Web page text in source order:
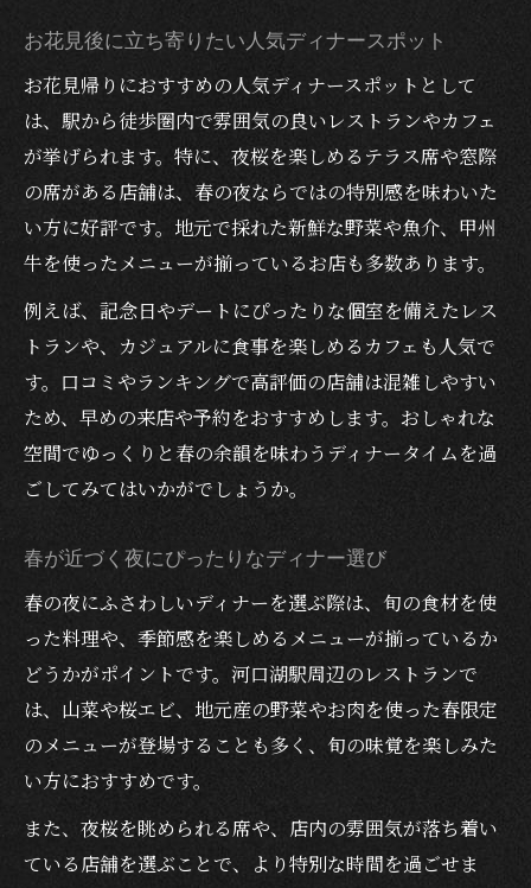
大人が憩う駅周辺ディナーのおすすめ点
桜の景色を眺めながらのディナー体験
おしゃれで静かなディナーの過ごし方
お花見デートや記念日に最適な大人のディナー
タイム
春が近づく夜の特別なディナー演出方法
お花見デートにふさわしいディナーの選び
記念日におすすめの駅周辺ディナープラン
大人が満足するおしゃれなディナー空間
思い出に残る春ディナーの楽しみ方
お花見後に立ち寄りたい人気ディナースポット
お花見帰りにおすすめの人気ディナースポットとして
は、駅から徒歩圏内で雰囲気の良いレストランやカフェ
が挙げられます。特に、夜桜を楽しめるテラス席や窓際
の席がある店舗は、春の夜ならではの特別感を味わいた
い方に好評です。地元で採れた新鮮な野菜や魚介、甲州
牛を使ったメニューが揃っているお店も多数あります。
例えば、記念日やデートにぴったりな個室を備えたレス
トランや、カジュアルに食事を楽しめるカフェも人気で
す。口コミやランキングで高評価の店舗は混雑しやすい
ため、早めの来店や予約をおすすめします。おしゃれな
空間でゆっくりと春の余韻を味わうディナータイムを過
ごしてみてはいかがでしょうか。
春が近づく夜にぴったりなディナー選び
春の夜にふさわしいディナーを選ぶ際は、旬の食材を使
った料理や、季節感を楽しめるメニューが揃っているか
どうかがポイントです。河口湖駅周辺のレストランで
は、山菜や桜エビ、地元産の野菜やお肉を使った春限定
のメニューが登場することも多く、旬の味覚を楽しみた
い方におすすめです。
また、夜桜を眺められる席や、店内の雰囲気が落ち着い
ている店舗を選ぶことで、より特別な時間を過ごせま